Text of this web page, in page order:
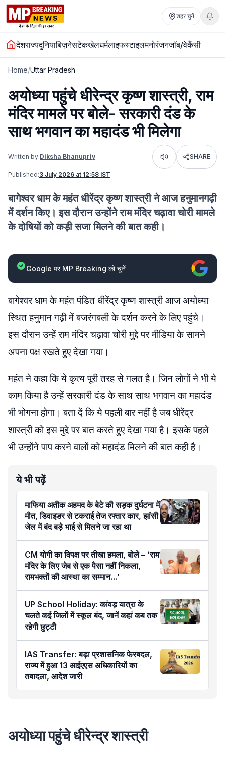
शहर चुनें
देशराज्यदुनियाबिज़नेसटेकखेलधर्मलाइफस्टाइलमनोरंजनजॉब/वेकैंसी
Home/Uttar Pradesh
अयोध्या पहुंचे धीरेन्द्र कृष्ण शास्त्री, राम
मंदिर मामले पर बाेले- सरकारी दंड के
साथ भगवान का महादंड भी मिलेगा
Written by:Diksha Bhanupriy Listen SHARE
Published:3 July 2026 at 12:58 IST
बागेश्वर धाम के महंत धीरेंद्र कृष्ण शास्त्री ने आज हनुमानगढ़ी
में दर्शन किए। इस दौरान उन्होंने राम मंदिर चढ़ावा चोरी मामले
के दोषियों को कड़ी सजा मिलने की बात कही।
Google पर MP Breaking को चुनें
बागेश्वर धाम के महंत पंडित धीरेंद्र कृष्ण शास्त्री आज अयोध्या
स्थित हनुमान गढ़ी में बजरंगबली के दर्शन करने के लिए पहुंचे।
इस दौरान उन्हें राम मंदिर चढ़ावा चोरी मुद्दे पर मीडिया के सामने
अपना पक्ष रखते हुए देखा गया।
महंत ने कहा कि ये कृत्य पूरी तरह से गलत है। जिन लोगों ने भी ये
काम किया है उन्हें सरकारी दंड के साथ साथ भगवान का महादंड
भी भोगना होगा। बता दें कि ये पहली बार नहीं है जब धीरेंद्र
शास्त्री को इस मुद्दे पर बात करते हुए देखा गया है। इसके पहले
भी उन्होंने पाप करने वालों को महादंड मिलने की बात कही है।
ये भी पढ़ें
माफिया अतीक अहमद के बेटे की सड़क दुर्घटना में
मौत, डिवाइडर से टकराई तेज रफ्तार कार, झांसी
जेल में बंद बड़े भाई से मिलने जा रहा था
CM योगी का विपक्ष पर तीखा हमला, बोले – ‘राम
मंदिर के लिए जेब से एक पैसा नहीं निकला,
रामभक्तों की आस्था का सम्मान…’
UP School Holiday: कांवड़ यात्रा के
चलते कई जिलों में स्कूल बंद, जानें कहां कब तक
रहेगी छुट्टी
IAS Transfer: बड़ा प्रशासनिक फेरबदल,
राज्य में हुआ 13 आईएएस अधिकारियों का
तबादला, आदेश जारी
अयोध्या पहुंचे धीरेन्द्र शास्त्री